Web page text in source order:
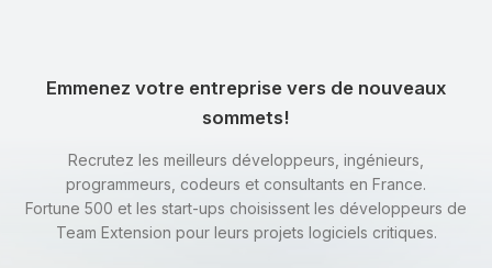
Emmenez votre entreprise vers de nouveaux
sommets!
Recrutez les meilleurs développeurs, ingénieurs,
programmeurs, codeurs et consultants en France.
Fortune 500 et les start-ups choisissent les développeurs de
Team Extension pour leurs projets logiciels critiques.